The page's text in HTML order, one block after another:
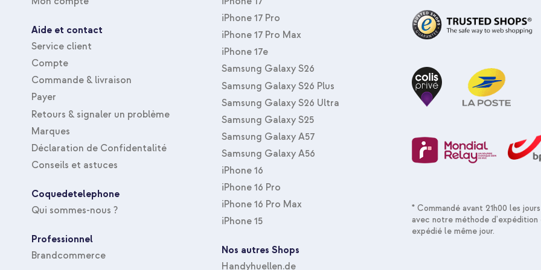
imoshion Coque kidsproof avec
Bleu + Édition Spéciale -
Ear - Limiteur de décibels -
Bleu + Table de voyage -
Inclus 2 coloriages - Rose
Aide et contact
Service client
Compte
Commande & livraison
Payer
Retours & signaler un problème
Marques
Déclaration de Confidentalité
Conseils et astuces
Coquedetelephone
Qui sommes-nous ?
Professionnel
Brandcommerce
iPhone 17 Pro
iPhone 17 Pro Max
iPhone 17e
Samsung Galaxy S26
Samsung Galaxy S26 Plus
Samsung Galaxy S26 Ultra
Samsung Galaxy S25
Samsung Galaxy A57
Samsung Galaxy A56
iPhone 16
iPhone 16 Pro
iPhone 16 Pro Max
iPhone 15
Nos autres Shops
Handyhuellen.de
* Commandé avant 21h00 les
avec notre méthode d'expédition
expédié le même jour.